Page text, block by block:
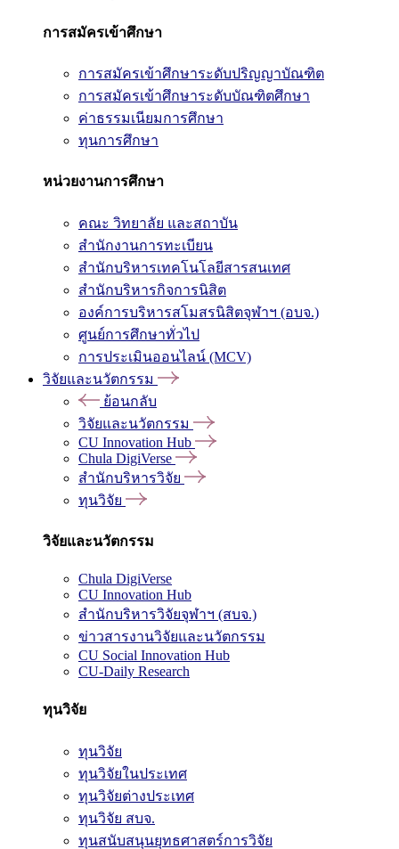
การสมัครเข้าศึกษา
การสมัครเข้าศึกษาระดับปริญญาบัณฑิต
การสมัครเข้าศึกษาระดับบัณฑิตศึกษา
ค่าธรรมเนียมการศึกษา
ทุนการศึกษา
หน่วยงานการศึกษา
คณะ วิทยาลัย และสถาบัน
สำนักงานการทะเบียน
สำนักบริหารเทคโนโลยีสารสนเทศ
สำนักบริหารกิจการนิสิต
องค์การบริหารสโมสรนิสิตจุฬาฯ (อบจ.)
ศูนย์การศึกษาทั่วไป
การประเมินออนไลน์ (MCV)
วิจัยและนวัตกรรม
ย้อนกลับ
วิจัยและนวัตกรรม
CU Innovation Hub
Chula DigiVerse
สำนักบริหารวิจัย
ทุนวิจัย
วิจัยและนวัตกรรม
Chula DigiVerse
CU Innovation Hub
สำนักบริหารวิจัยจุฬาฯ (สบจ.)
ข่าวสารงานวิจัยและนวัตกรรม
CU Social Innovation Hub
CU-Daily Research
ทุนวิจัย
ทุนวิจัย
ทุนวิจัยในประเทศ
ทุนวิจัยต่างประเทศ
ทุนวิจัย สบจ.
ทุนสนับสนุนยุทธศาสตร์การวิจัย